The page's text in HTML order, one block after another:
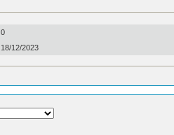
0
18/12/2023